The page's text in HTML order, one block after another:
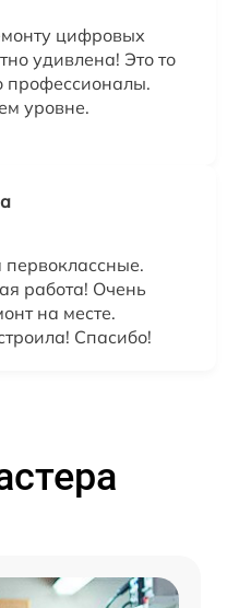
цифровых
удивлена! Это то
профессионалы.
уровне.
первоклассные.
работа! Очень
на месте.
Спасибо!